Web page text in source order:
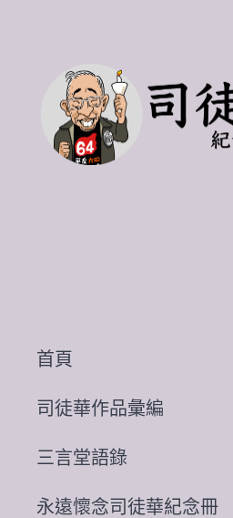
首頁
司徒華作品彙編
三言堂語錄
永遠懷念司徒華紀念冊